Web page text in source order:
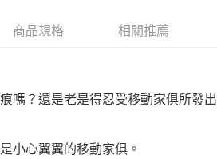
綁卡、不需儲值。
程】
先享後付」後，將跳轉至「AFTEE先享後付」
金額後，即可完成結帳。
，點擊此簡訊中的連結，可透過四大超商／
上)免運費
商品規格 相關推薦
嗎？還是老是得忍受移動家俱所發出
小心翼翼的移動家俱 。